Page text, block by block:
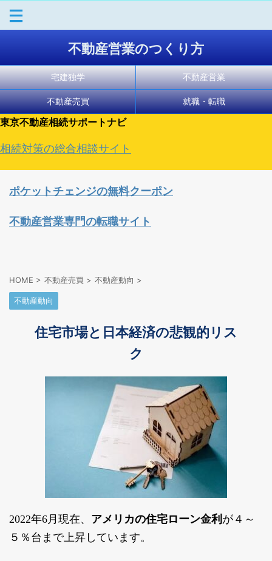
不動産営業のつくり方
宅建独学 不動産営業
不動産売買 就職・転職
東京不動産相続サポートナビ
相続対策の総合相談サイト
ポケットチェンジの無料クーポン
不動産営業専門の転職サイト
HOME > 不動産売買 > 不動産動向 >
不動産動向
住宅市場と日本経済の悲観的リス
ク
2022年6月現在、 アメリカの住宅ローン金利 が４～
５％台まで上昇しています。